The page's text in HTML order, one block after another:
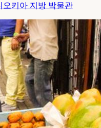
오키아 지방 박물관